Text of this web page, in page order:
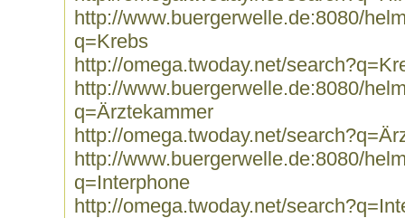
http://www.buergerwelle.de:8080/
q=Krebs
http://omega.twoday.net/
http://www.buergerwelle.de:8080/
q=Ärztekammer
http://omega.twoday.net/
http://www.buergerwelle.de:8080/
q=Interphone
http://omega.twoday.net/